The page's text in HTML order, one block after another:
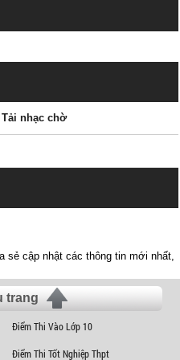
Tải nhạc chờ
sẻ cập nhật các thông tin mới nhất,
trang
Điểm Thi Vào Lớp 10
Điểm Thi Tốt Nghiệp Thpt